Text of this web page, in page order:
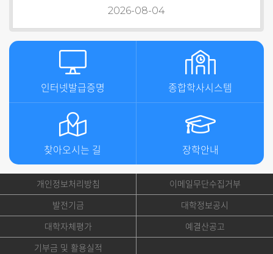
2026-08-04
인터넷발급증명 종합학사시스템
찾아오시는 길 장학안내
개인정보처리방침
이메일무단수집거부
발전기금
대학정보공시
대학자체평가
예결산공고
기부금 및 활용실적